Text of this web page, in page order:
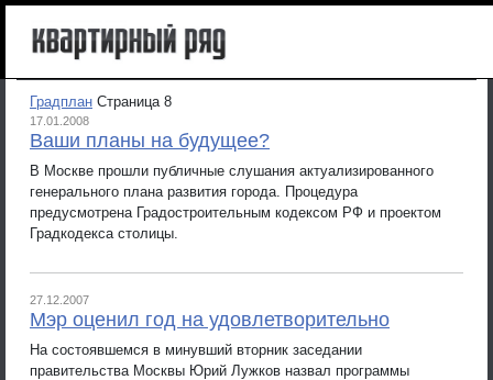
Градплан Страница 8
17.01.2008
Ваши планы на будущее?
В Москве прошли публичные слушания актуализированного
генерального плана развития города. Процедура
предусмотрена Градостроительным кодексом РФ и проектом
Градкодекса столицы.
27.12.2007
Мэр оценил год на удовлетворительно
На состоявшемся в минувший вторник заседании
правительства Москвы Юрий Лужков назвал программы